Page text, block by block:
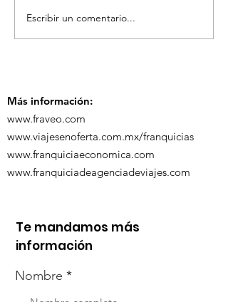
TourTravelynByFraveo
participó en la
Escribir un comentario...
Más información:
www.fraveo.com
www.viajesenoferta.com.mx/franquicias
www.franquiciaeconomica.com
www.franquiciadeagenciadeviajes.com
Te mandamos más
información
Nombre